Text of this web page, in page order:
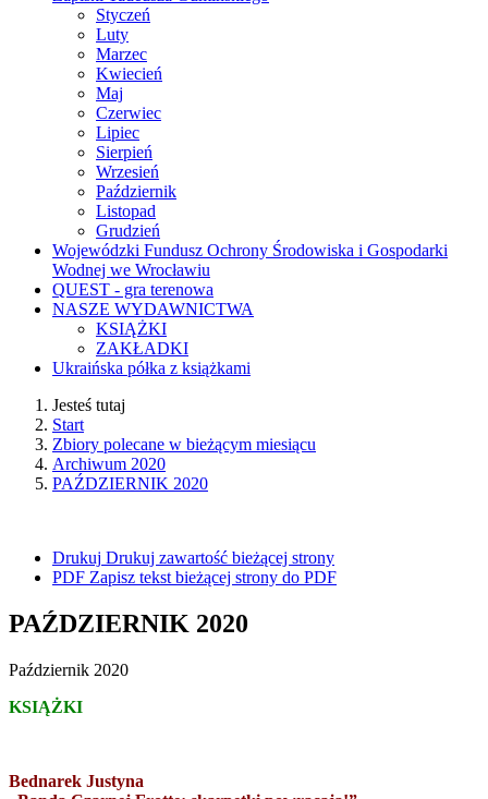
Styczeń
Luty
Marzec
Kwiecień
Maj
Czerwiec
Lipiec
Sierpień
Wrzesień
Październik
Listopad
Grudzień
Wojewódzki Fundusz Ochrony Środowiska i Gospodarki
Wodnej we Wrocławiu
QUEST - gra terenowa
NASZE WYDAWNICTWA
KSIĄŻKI
ZAKŁADKI
Ukraińska półka z książkami
Jesteś tutaj
Start
Zbiory polecane w bieżącym miesiącu
Archiwum 2020
PAŹDZIERNIK 2020
Drukuj Drukuj zawartość bieżącej strony
PDF Zapisz tekst bieżącej strony do PDF
PAŹDZIERNIK 2020
Październik 2020
KSIĄŻKI
Bednarek Justyna